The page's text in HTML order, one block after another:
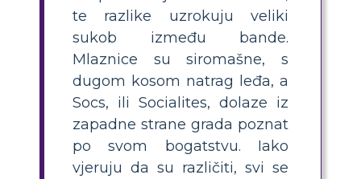
te razlike uzrokuju veliki
sukob između bande.
Mlaznice su siromašne, s
dugom kosom natrag leđa, a
Socs, ili Socialites, dolaze iz
zapadne strane grada poznat
po svom bogatstvu. Iako
vjeruju da su različiti, svi se